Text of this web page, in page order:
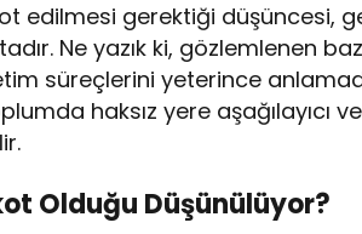
edilmesi gerektiği düşüncesi,
Ne yazık ki, gözlemlenen
süreçlerini yeterince
haksız yere aşağılayıcı
Olduğu Düşünülüyor?